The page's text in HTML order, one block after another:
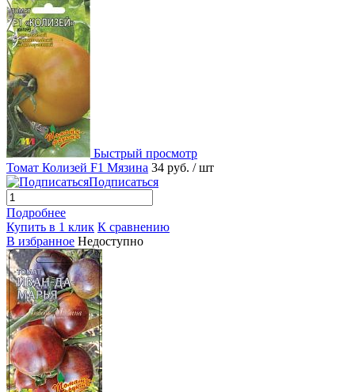
Быстрый просмотр
Томат Колизей F1 Мязина 34 руб. / шт
Подписаться
Подробнее
Купить в 1 клик К сравнению
В избранное Недоступно